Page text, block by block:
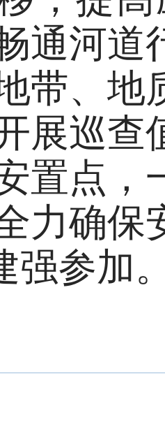
通河道
带、地
展巡查
置点，
力确保
强参加